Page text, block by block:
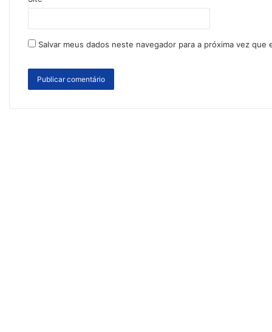
Salvar meus dados neste navegador para a próxima vez que